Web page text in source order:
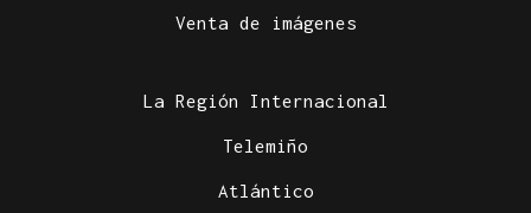
Venta de imágenes
La Región Internacional
Telemiño
Atlántico